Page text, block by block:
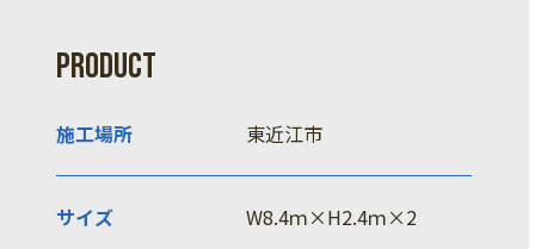
PRODUCT
施工場所 東近江市
サイズ W8.4ｍ×H2.4ｍ×2